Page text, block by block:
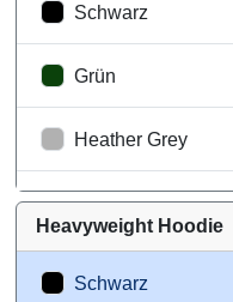
Schwarz
Grün
Heather Grey
Weiß
Heavyweight Hoodie
Schwarz